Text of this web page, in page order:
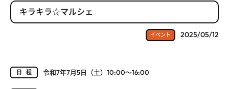
キラキラ☆マルシェ
イベント 2025/05/12
日程 令和7年7月5日（土）10:00～16:00